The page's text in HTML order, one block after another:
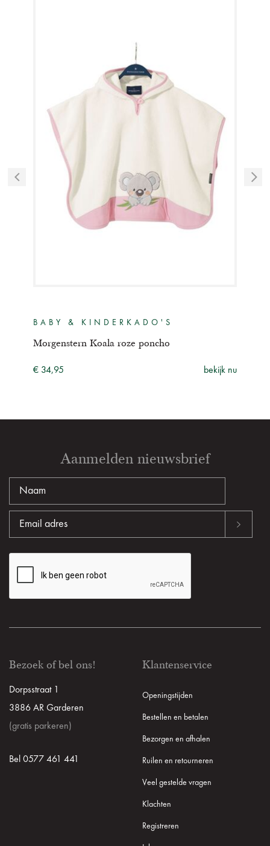
BABY & KINDERKADO'S
Morgenstern Koala roze poncho
€ 34,95 bekijk nu
Aanmelden nieuwsbrief
Bezoek of bel ons!
Dorpsstraat 1
3886 AR Garderen
(gratis parkeren)
Bel 0577 461 441
Klantenservice
Openingstijden
Bestellen en betalen
Bezorgen en afhalen
Ruilen en retourneren
Veel gestelde vragen
Klachten
Registreren